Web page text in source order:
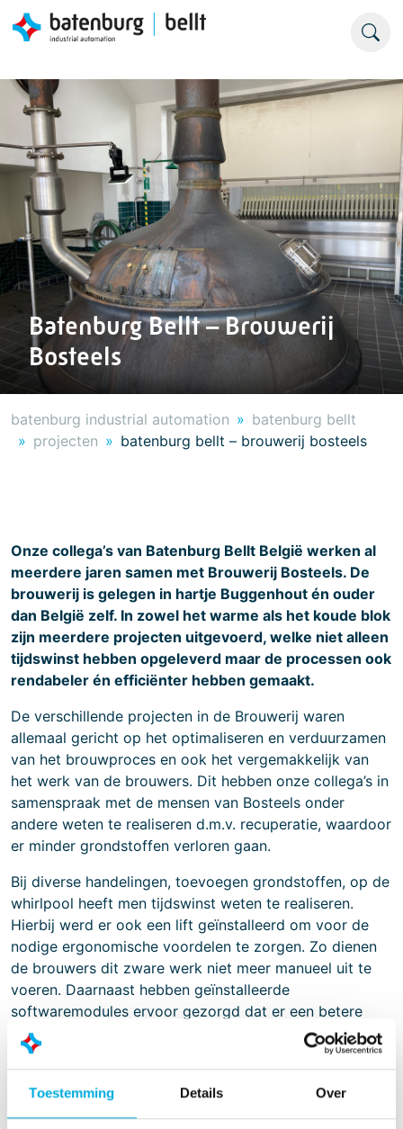
Toestemming Details Over
Batenburg Bellt – Brouwerij
Bosteels
batenburg industrial automation
batenburg bellt
projecten
batenburg bellt – brouwerij bosteels
Onze collega’s van Batenburg Bellt België werken al
meerdere jaren samen met Brouwerij Bosteels. De
brouwerij is gelegen in hartje Buggenhout én ouder
dan België zelf. In zowel het warme als het koude blok
zijn meerdere projecten uitgevoerd, welke niet alleen
tijdswinst hebben opgeleverd maar de processen ook
rendabeler én efficiënter hebben gemaakt.
De verschillende projecten in de Brouwerij waren
allemaal gericht op het optimaliseren en verduurzamen
van het brouwproces en ook het vergemakkelijk van
het werk van de brouwers. Dit hebben onze collega’s in
samenspraak met de mensen van Bosteels onder
andere weten te realiseren d.m.v. recuperatie, waardoor
er minder grondstoffen verloren gaan.
Bij diverse handelingen, toevoegen grondstoffen, op de
whirlpool heeft men tijdswinst weten te realiseren.
Hierbij werd er ook een lift geïnstalleerd om voor de
nodige ergonomische voordelen te zorgen. Zo dienen
de brouwers dit zware werk niet meer manueel uit te
voeren. Daarnaast hebben geïnstalleerde
softwaremodules ervoor gezorgd dat er een betere
monitoring is van de verschillende
kwaliteitsparameters, vanaf heden vroegtijdig ontdekt
gemakkelijk kunnen loggen.